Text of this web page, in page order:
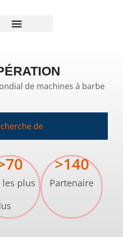
de machines à barbe
de
les plus
70
Partenaire
>140